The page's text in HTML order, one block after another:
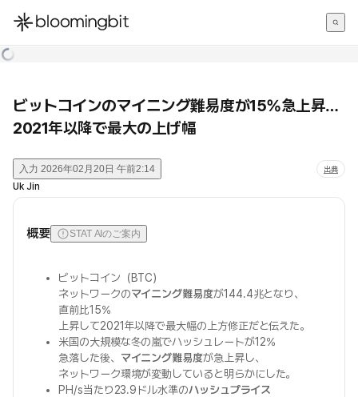
한국어
ビットコインのマイニング難易度が15%急上昇…
2021年以降で最大の上げ幅
入力 2026年02月20日 午前2:14 出典
Uk Jin
概要 STAT AIのご案内
ビットコイン（BTC）
ネットワークのマイニング難易度が144.4兆となり、
直前比15%
上昇して2021年以降で最大幅の上方修正だと伝えた。
米国の大規模な冬の嵐でハッシュレートが12%
急落した後、 マイニング難易度が急上昇し、
ネットワーク環境が変動していると明らかにした。
PH/s当たり23.9ドル水準のハッシュプライス